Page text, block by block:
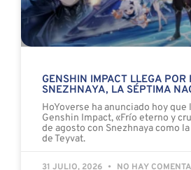
GENSHIN IMPACT LLEGA POR
SNEZHNAYA, LA SÉPTIMA
HoYoverse ha anunciado hoy que
Genshin Impact, «Frío eterno y
de agosto con Snezhnaya como
de Teyvat.
31 JULIO, 2026 NO HAY